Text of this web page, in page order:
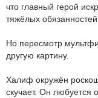
что главный герой
тяжёлых обязанностей
Но пересмотр
другую картину.
Халиф окружён
скучает. Он любуется